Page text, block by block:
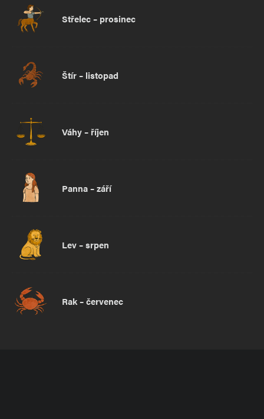
Střelec – prosinec
Štír – listopad
Váhy – říjen
Panna – září
Lev – srpen
Rak – červenec